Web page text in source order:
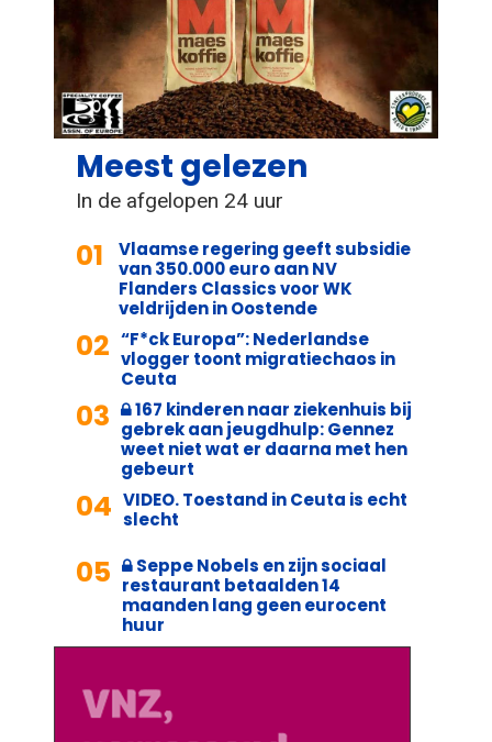
Meest gelezen
In de afgelopen 24 uur
01
Vlaamse regering geeft subsidie
van 350.000 euro aan NV
Flanders Classics voor WK
veldrijden in Oostende
02 “F*ck Europa”: Nederlandse
vlogger toont migratiechaos in
Ceuta
03
167 kinderen naar ziekenhuis bij
gebrek aan jeugdhulp: Gennez
weet niet wat er daarna met hen
gebeurt
04 VIDEO. Toestand in Ceuta is echt
slecht
05
Seppe Nobels en zijn sociaal
restaurant betaalden 14
maanden lang geen eurocent
huur